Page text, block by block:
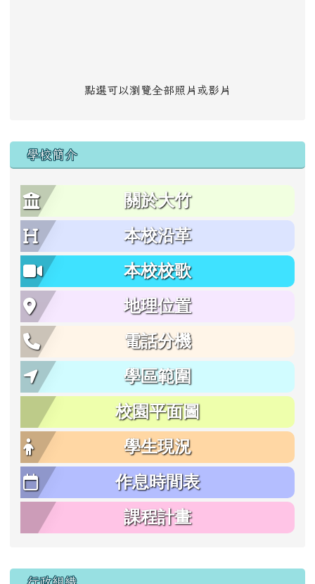
點選可以瀏覽全部照片或影片
學校簡介
關於大竹
本校沿革
本校校歌
地理位置
電話分機
學區範圍
校園平面圖
學生現況
作息時間表
課程計畫
行政組織